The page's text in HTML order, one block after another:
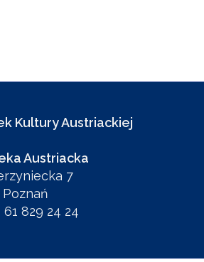
Kultury Austriackiej
Austriacka
7
61 829 24 24